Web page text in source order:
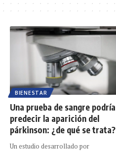
BIENESTAR
Una prueba de sangre podría
predecir la aparición del
párkinson: ¿de qué se trata?
Un estudio desarrollado por